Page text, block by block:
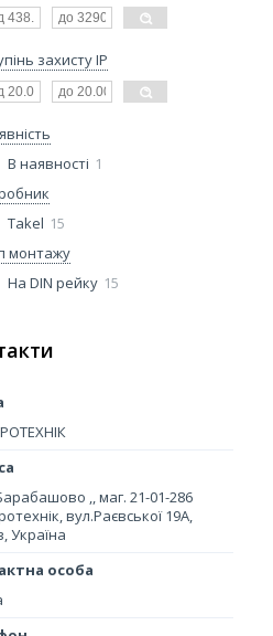
захисту IP
В наявності 1
Takel 15
монтажу
На DIN рейку 15
,, маг. 21-01-286
вул.Раєвської 19А,
Україна